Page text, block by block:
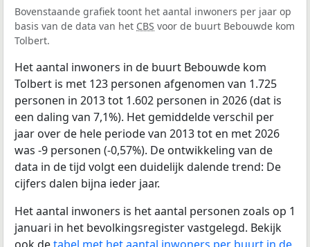
Bovenstaande grafiek toont het aantal inwoners per jaar op
basis van de data van het CBS voor de buurt Bebouwde kom
Tolbert.
Het aantal inwoners in de buurt Bebouwde kom
Tolbert is met 123 personen afgenomen van 1.725
personen in 2013 tot 1.602 personen in 2026 (dat is
een daling van 7,1%). Het gemiddelde verschil per
jaar over de hele periode van 2013 tot en met 2026
was -9 personen (-0,57%). De ontwikkeling van de
data in de tijd volgt een duidelijk dalende trend: De
cijfers dalen bijna ieder jaar.
Het aantal inwoners is het aantal personen zoals op 1
januari in het bevolkingsregister vastgelegd. Bekijk